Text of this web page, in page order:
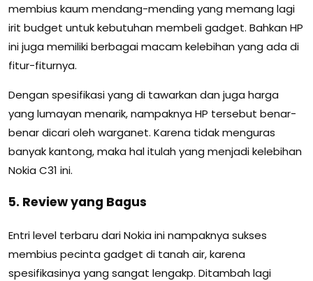
membius kaum mendang-mending yang memang lagi
irit budget untuk kebutuhan membeli gadget. Bahkan HP
ini juga memiliki berbagai macam kelebihan yang ada di
fitur-fiturnya.
Dengan spesifikasi yang di tawarkan dan juga harga
yang lumayan menarik, nampaknya HP tersebut benar-
benar dicari oleh warganet. Karena tidak menguras
banyak kantong, maka hal itulah yang menjadi kelebihan
Nokia C31 ini.
5. Review yang Bagus
Entri level terbaru dari Nokia ini nampaknya sukses
membius pecinta gadget di tanah air, karena
spesifikasinya yang sangat lengakp. Ditambah lagi